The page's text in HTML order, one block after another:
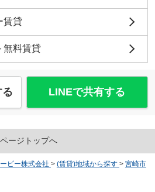
賃貸
無料賃貸
LINEで共有する
ページトップへ
ピー株式会社 > (賃貸)地域から探す > 宮崎市